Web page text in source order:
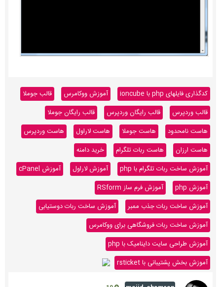
کدگذاری فایلهای php با ioncube آموزش ووکامرس
قالب جوملا
قالب وردپرس
قالب رایگان وردپرس
قالب رایگان جوملا
هاست نامحدود
هاست جوملا هاست لاراول
هاست وردپرس
هاست ارزان
هاست ربات تلگرام
خرید دامنه
آموزش ساخت ربات تلگرام با php
آموزش لاراول
آموزش cPanel
آموزش php
آموزش فرم ساز RSform
آموزش ساخت ربات جذب ممبر
آموزش ساخت ربات دوستیابی
آموزش ساخت ربات فروشگاهی برای ووکامرس
آموزش طراحی سایت داینامیک با php
آموزش بخش پشتیبانی با rsticket